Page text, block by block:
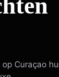
Curaçao